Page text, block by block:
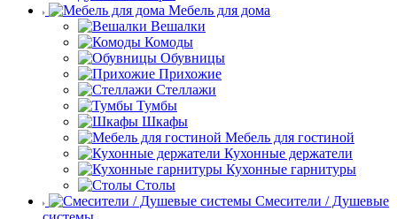
Мебель для дома
Вешалки
Комоды
Обувницы
Прихожие
Стеллажи
Тумбы
Шкафы
Мебель для гостиной
Кухонные держатели
Кухонные гарнитуры
Столы
Смесители / Душевые